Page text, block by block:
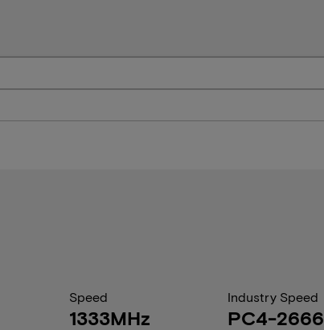
Speed
1333MHz
Industry Speed
PC4-2666